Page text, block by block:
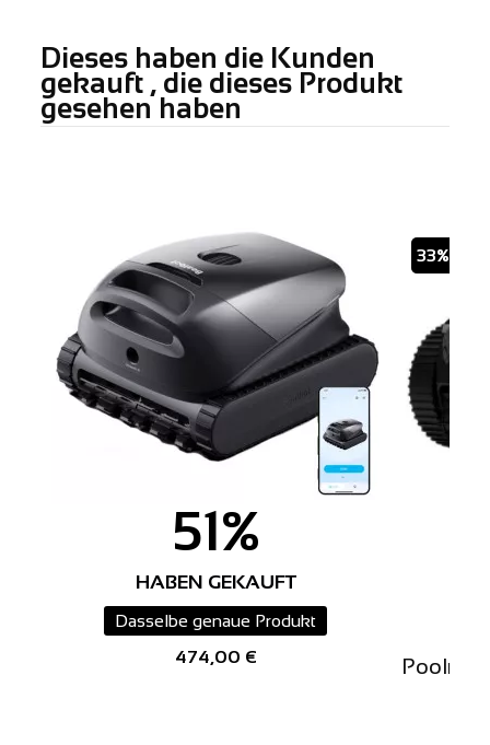
Dieses haben die Kunden
gekauft , die dieses Produkt
gesehen haben
51%
HABEN GEKAUFT
Dasselbe genaue Produkt
474,00 €
33%